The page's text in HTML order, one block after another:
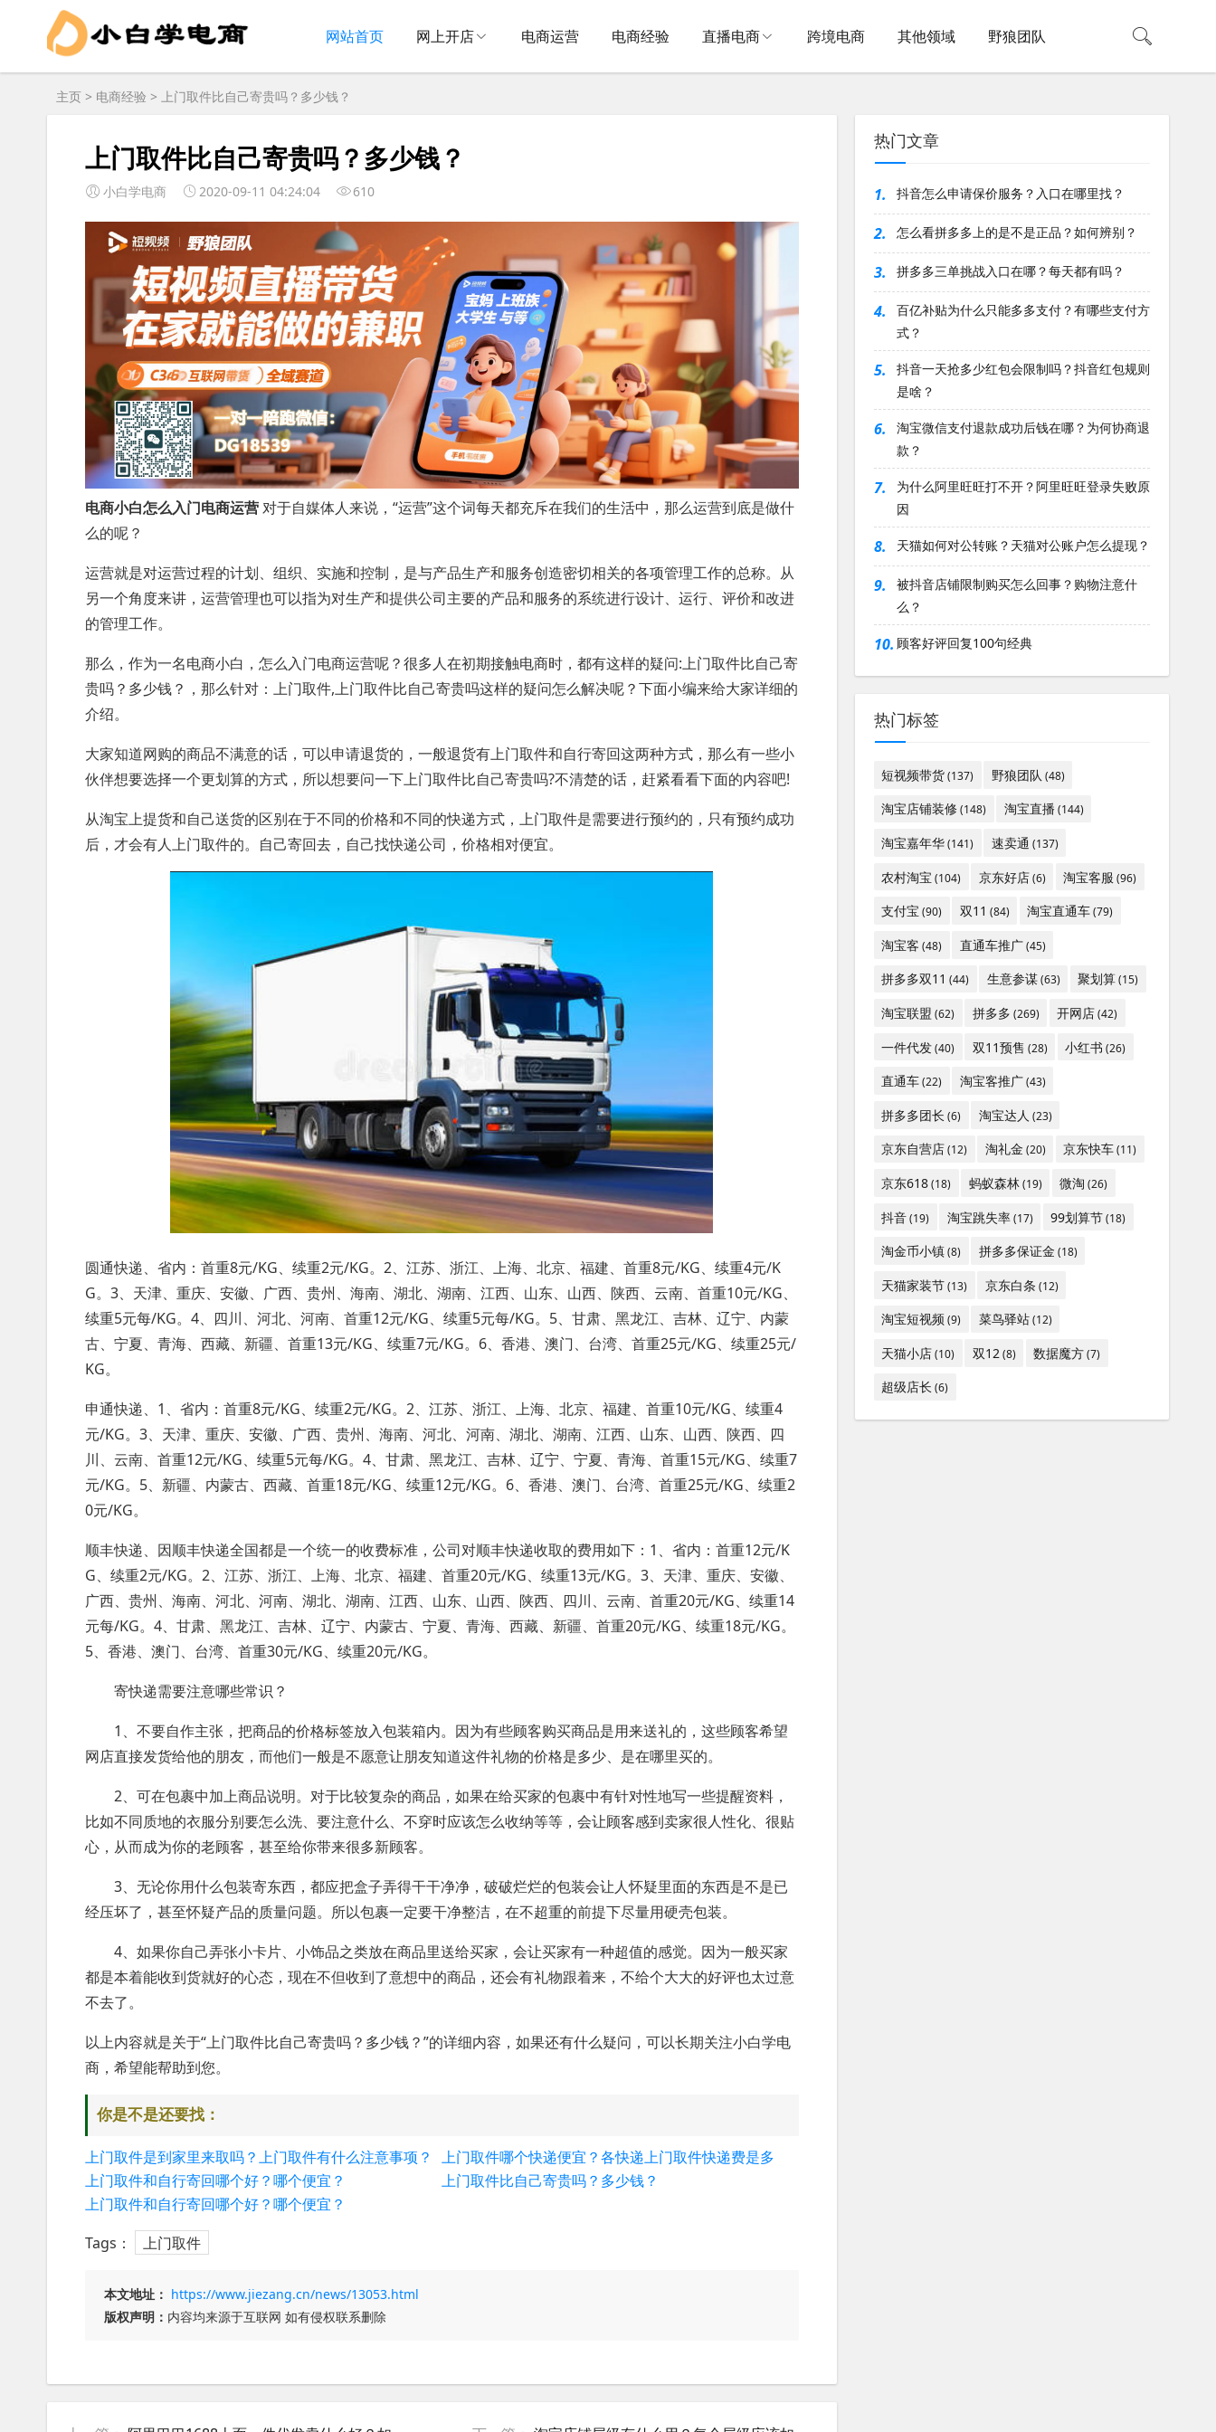
网站首页 网上开店 电商运营 电商经验 直播电商 跨境电商 其他领域 野狼团队
主页 > 电商经验 > 上门取件比自己寄贵吗？多少钱？
上门取件比自己寄贵吗？多少钱？
小白学电商 2020-09-11 04:24:04 610
电商小白怎么入门电商运营对于自媒体人来说，“运营”这个词每天都充斥在我们的生活中，那么运营到底是做什
么的呢？
运营就是对运营过程的计划、组织、实施和控制，是与产品生产和服务创造密切相关的各项管理工作的总称。从
另一个角度来讲，运营管理也可以指为对生产和提供公司主要的产品和服务的系统进行设计、运行、评价和改进
的管理工作。
那么，作为一名电商小白，怎么入门电商运营呢？很多人在初期接触电商时，都有这样的疑问:上门取件比自己寄
贵吗？多少钱？，那么针对：上门取件,上门取件比自己寄贵吗这样的疑问怎么解决呢？下面小编来给大家详细的
介绍。
大家知道网购的商品不满意的话，可以申请退货的，一般退货有上门取件和自行寄回这两种方式，那么有一些小
伙伴想要选择一个更划算的方式，所以想要问一下上门取件比自己寄贵吗?不清楚的话，赶紧看看下面的内容吧!
从淘宝上提货和自己送货的区别在于不同的价格和不同的快递方式，上门取件是需要进行预约的，只有预约成功
后，才会有人上门取件的。自己寄回去，自己找快递公司，价格相对便宜。
圆通快递、省内：首重8元/KG、续重2元/KG。2、江苏、浙江、上海、北京、福建、首重8元/KG、续重4元/K
G。3、天津、重庆、安徽、广西、贵州、海南、湖北、湖南、江西、山东、山西、陕西、云南、首重10元/KG、
续重5元每/KG。4、四川、河北、河南、首重12元/KG、续重5元每/KG。5、甘肃、黑龙江、吉林、辽宁、内蒙
古、宁夏、青海、西藏、新疆、首重13元/KG、续重7元/KG。6、香港、澳门、台湾、首重25元/KG、续重25元/
KG。
申通快递、1、省内：首重8元/KG、续重2元/KG。2、江苏、浙江、上海、北京、福建、首重10元/KG、续重4
元/KG。3、天津、重庆、安徽、广西、贵州、海南、河北、河南、湖北、湖南、江西、山东、山西、陕西、四
川、云南、首重12元/KG、续重5元每/KG。4、甘肃、黑龙江、吉林、辽宁、宁夏、青海、首重15元/KG、续重7
元/KG。5、新疆、内蒙古、西藏、首重18元/KG、续重12元/KG。6、香港、澳门、台湾、首重25元/KG、续重2
0元/KG。
顺丰快递、因顺丰快递全国都是一个统一的收费标准，公司对顺丰快递收取的费用如下：1、省内：首重12元/K
G、续重2元/KG。2、江苏、浙江、上海、北京、福建、首重20元/KG、续重13元/KG。3、天津、重庆、安徽、
广西、贵州、海南、河北、河南、湖北、湖南、江西、山东、山西、陕西、四川、云南、首重20元/KG、续重14
元每/KG。4、甘肃、黑龙江、吉林、辽宁、内蒙古、宁夏、青海、西藏、新疆、首重20元/KG、续重18元/KG。
5、香港、澳门、台湾、首重30元/KG、续重20元/KG。
寄快递需要注意哪些常识？
1、不要自作主张，把商品的价格标签放入包装箱内。因为有些顾客购买商品是用来送礼的，这些顾客希望
网店直接发货给他的朋友，而他们一般是不愿意让朋友知道这件礼物的价格是多少、是在哪里买的。
2、可在包裹中加上商品说明。对于比较复杂的商品，如果在给买家的包裹中有针对性地写一些提醒资料，
比如不同质地的衣服分别要怎么洗、要注意什么、不穿时应该怎么收纳等等，会让顾客感到卖家很人性化、很贴
心，从而成为你的老顾客，甚至给你带来很多新顾客。
3、无论你用什么包装寄东西，都应把盒子弄得干干净净，破破烂烂的包装会让人怀疑里面的东西是不是已
经压坏了，甚至怀疑产品的质量问题。所以包裹一定要干净整洁，在不超重的前提下尽量用硬壳包装。
4、如果你自己弄张小卡片、小饰品之类放在商品里送给买家，会让买家有一种超值的感觉。因为一般买家
都是本着能收到货就好的心态，现在不但收到了意想中的商品，还会有礼物跟着来，不给个大大的好评也太过意
不去了。
以上内容就是关于“上门取件比自己寄贵吗？多少钱？”的详细内容，如果还有什么疑问，可以长期关注小白学电
商，希望能帮助到您。
你是不是还要找：
上门取件是到家里来取吗？上门取件有什么注意事项？
上门取件哪个快递便宜？各快递上门取件快递费是多
少？
上门取件和自行寄回哪个好？哪个便宜？
上门取件比自己寄贵吗？多少钱？
上门取件和自行寄回哪个好？哪个便宜？
Tags：
上门取件
本文地址： https://www.jiezang.cn/news/13053.html
版权声明： 内容均来源于互联网 如有侵权联系删除
热门文章
1. 抖音怎么申请保价服务？入口在哪里找？
2. 怎么看拼多多上的是不是正品？如何辨别？
3. 拼多多三单挑战入口在哪？每天都有吗？
4.
百亿补贴为什么只能多多支付？有哪些支付方
式？
5.
抖音一天抢多少红包会限制吗？抖音红包规则
是啥？
6.
淘宝微信支付退款成功后钱在哪？为何协商退
款？
7.
为什么阿里旺旺打不开？阿里旺旺登录失败原
因
8. 天猫如何对公转账？天猫对公账户怎么提现？
9.
被抖音店铺限制购买怎么回事？购物注意什
么？
10. 顾客好评回复100句经典
热门标签
短视频带货(137) 野狼团队 (48)
淘宝店铺装修(148) 淘宝直播(144)
淘宝嘉年华(141) 速卖通 (137)
农村淘宝 (104) 京东好店(6) 淘宝客服 (96)
支付宝 (90) 双11 (84) 淘宝直通车(79)
淘宝客 (48) 直通车推广(45)
拼多多双11 (44) 生意参谋(63) 聚划算(15)
淘宝联盟 (62) 拼多多 (269) 开网店(42)
一件代发(40) 双11预售 (28) 小红书 (26)
直通车(22) 淘宝客推广(43)
拼多多团长 (6) 淘宝达人 (23)
京东自营店(12) 淘礼金 (20) 京东快车(11)
京东618(18) 蚂蚁森林(19) 微淘 (26)
抖音(19) 淘宝跳失率(17) 99划算节(18)
淘金币小镇(8) 拼多多保证金 (18)
天猫家装节(13) 京东白条 (12)
淘宝短视频(9) 菜鸟驿站(12)
天猫小店(10) 双12(8) 数据魔方(7)
超级店长 (6)